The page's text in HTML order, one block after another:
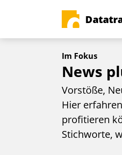
Im Fokus
News
Vorstöße,
Hier
profitieren
Stichworte,